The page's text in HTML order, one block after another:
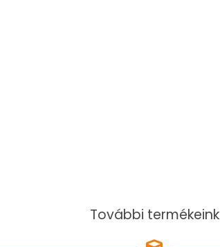
További termékeink